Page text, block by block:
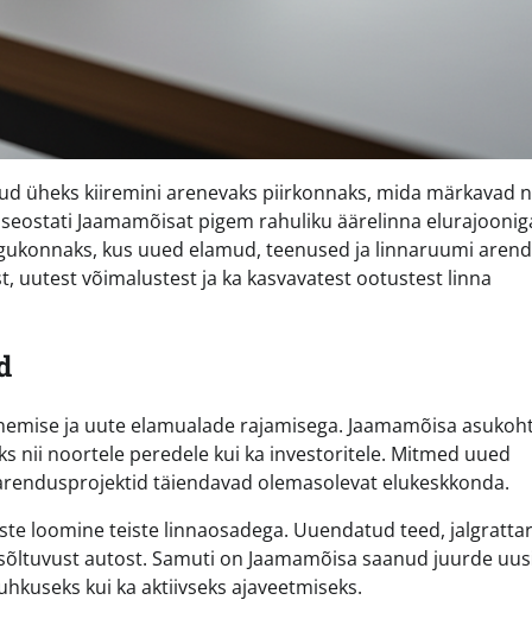
üheks kiiremini arenevaks piirkonnaks, mida märkavad
Jaamamõisat pigem rahuliku äärelinna
kus uued elamud, teenused ja linnaruumi
uutest võimalustest ja ka kasvavatest ootustest linna
ja uute elamualade rajamisega. Jaamamõisa
nii noortele peredele kui ka investoritele. Mitmed uued
täiendavad olemasolevat elukeskkonda.
loomine teiste linnaosadega. Uuendatud teed,
autost. Samuti on Jaamamõisa saanud juurde
kui ka aktiivseks ajaveetmiseks.